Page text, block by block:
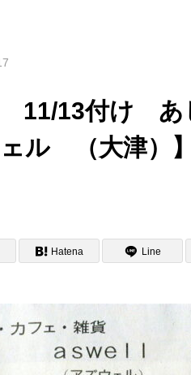
11/13付け あ
ル （大津）】
Hatena Line